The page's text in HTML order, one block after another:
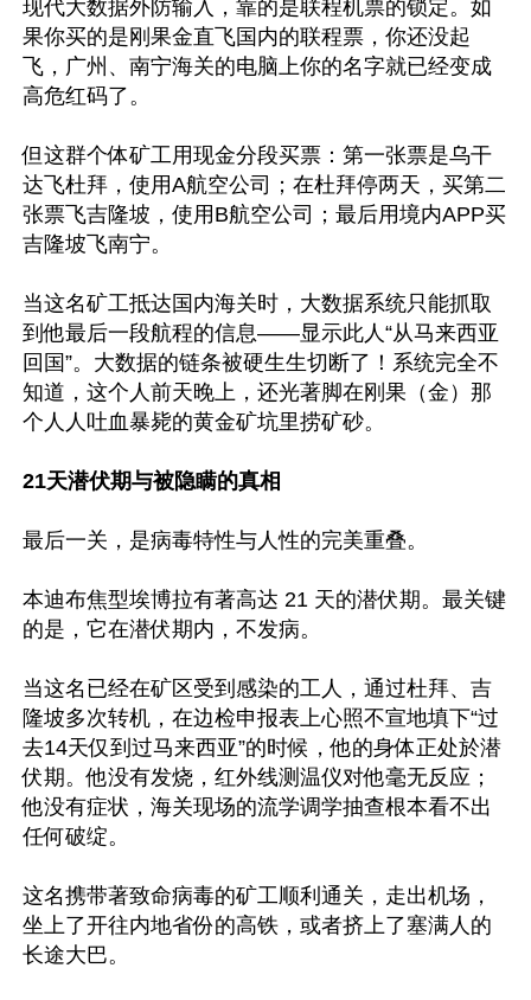
现代大数据外防输入，靠的是联程机票的锁定。如
果你买的是刚果金直飞国内的联程票，你还没起
飞，广州、南宁海关的电脑上你的名字就已经变成
高危红码了。
但这群个体矿工用现金分段买票：第一张票是乌干
达飞杜拜，使用A航空公司；在杜拜停两天，买第二
张票飞吉隆坡，使用B航空公司；最后用境内APP买
吉隆坡飞南宁。
当这名矿工抵达国内海关时，大数据系统只能抓取
到他最后一段航程的信息——显示此人“从马来西亚
回国”。大数据的链条被硬生生切断了！系统完全不
知道，这个人前天晚上，还光著脚在刚果（金）那
个人人吐血暴毙的黄金矿坑里捞矿砂。
21天潜伏期与被隐瞒的真相
最后一关，是病毒特性与人性的完美重叠。
本迪布焦型埃博拉有著高达 21 天的潜伏期。最关键
的是，它在潜伏期内，不发病。
当这名已经在矿区受到感染的工人，通过杜拜、吉
隆坡多次转机，在边检申报表上心照不宣地填下“过
去14天仅到过马来西亚”的时候，他的身体正处於潜
伏期。他没有发烧，红外线测温仪对他毫无反应；
他没有症状，海关现场的流学调学抽查根本看不出
任何破绽。
这名携带著致命病毒的矿工顺利通关，走出机场，
坐上了开往内地省份的高铁，或者挤上了塞满人的
长途大巴。